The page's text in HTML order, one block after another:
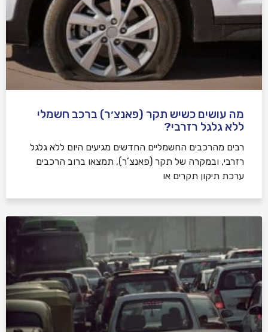
מה עושים כשיש תקר (פאנצ׳ר) ברכב חשמלי
ללא גלגל רזרבי?
רבים מהרכבים החשמליים החדשים מגיעים היום ללא גלגל
רזרבי, ובמקרה של תקר (פאנצ’ר), תמצאו ברוב הרכבים
ערכת תיקון תקרים או